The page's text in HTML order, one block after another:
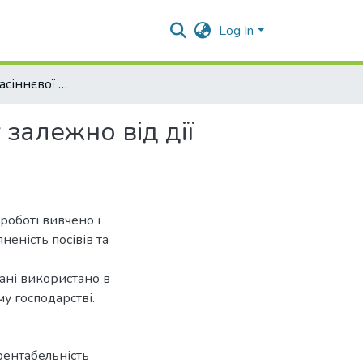
Log In
Формування насіннєвої продуктивності соняшнику залежно від дії засобів захисту
від дії
вивчено і
посівів та
використано в
господарстві.